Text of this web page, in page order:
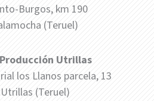
Burgos, km 190
(Teruel)
Utrillas
los Llanos parcela, 13
(Teruel)